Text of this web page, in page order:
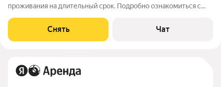
проживания на длительный срок. Подробно ознакомиться с
развитый район. Есть места для сна, работы, обеденная зона и
сан.узел. Вокруг дома
Снять Чат